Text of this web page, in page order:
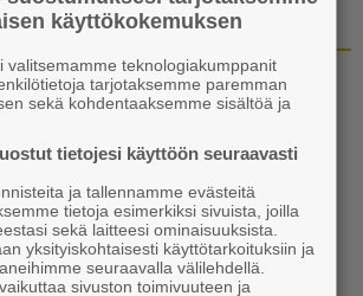
katoaminen Euran
koulukeskuksen katukuvasta
käynnistyi
20.7. 13:30
käyttökokemuksen
valitsemamme teknologiakumppanit
tarjotaksemme paremman
sekä kohdentaaksemme sisältöä ja
tietojesi käyttöön seuraavasti
ja tallennamme evästeitä
tietoja esimerkiksi sivuista, joilla
sekä laitteesi ominaisuuksista.
yksityiskohtaisesti käyttötarkoituksiin ja
seuraavalla välilehdellä.
sivuston toimivuuteen ja